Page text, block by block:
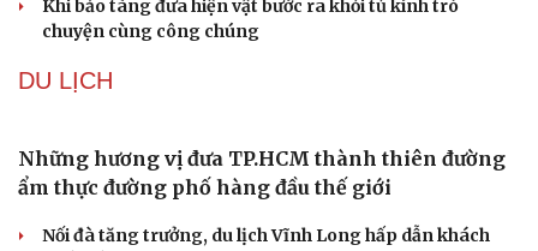
truyền thống ở miền Tây
bình chê bai
tích sau 14 năm
Cần một hệ sinh thái trách nhiệm để ngăn âm nhạc lệch